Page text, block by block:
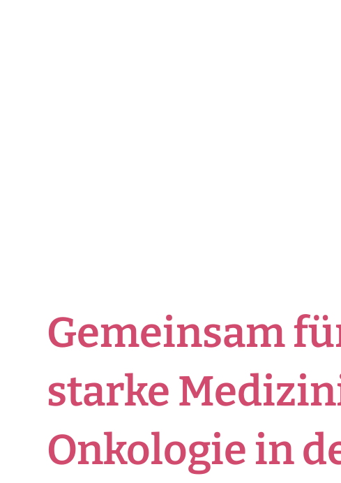
Gemeinsam
starke
Onkologie in